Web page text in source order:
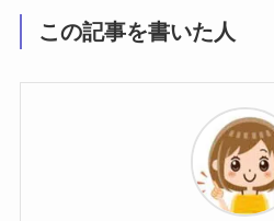
この記事を書いた人